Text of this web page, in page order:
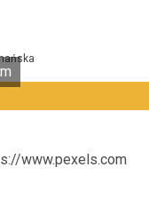
www.pexels.com